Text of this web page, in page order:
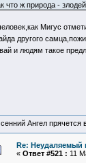
что ж природа -
Мигус
другого
и людям такое
Ангел прячется
Re: Неудаляемый
« Ответ #521 : 11